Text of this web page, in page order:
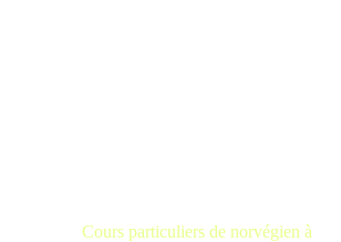
Cours particuliers de norvégien à